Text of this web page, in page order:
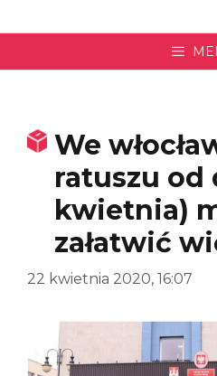
We
ratuszu od
kwietnia)
załatwić
22 kwietnia 2020, 16:07